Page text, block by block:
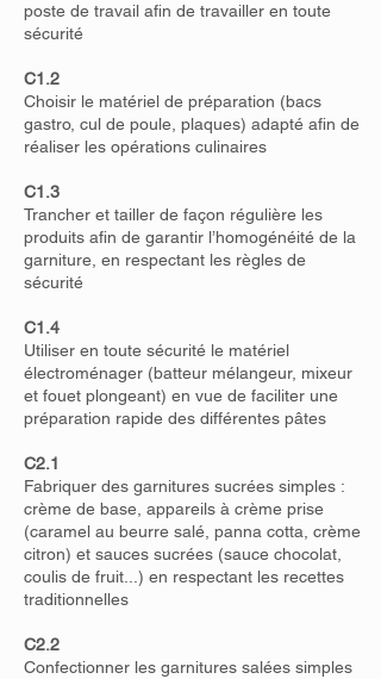
poste de travail afin de travailler en toute
sécurité
C1.2
Choisir le matériel de préparation (bacs
gastro, cul de poule, plaques) adapté afin de
réaliser les opérations culinaires
C1.3
Trancher et tailler de façon régulière les
produits afin de garantir l’homogénéité de la
garniture, en respectant les règles de
sécurité
C1.4
Utiliser en toute sécurité le matériel
électroménager (batteur mélangeur, mixeur
et fouet plongeant) en vue de faciliter une
préparation rapide des différentes pâtes
C2.1
Fabriquer des garnitures sucrées simples :
crème de base, appareils à crème prise
(caramel au beurre salé, panna cotta, crème
citron) et sauces sucrées (sauce chocolat,
coulis de fruit...) en respectant les recettes
traditionnelles
C2.2
Confectionner les garnitures salées simples